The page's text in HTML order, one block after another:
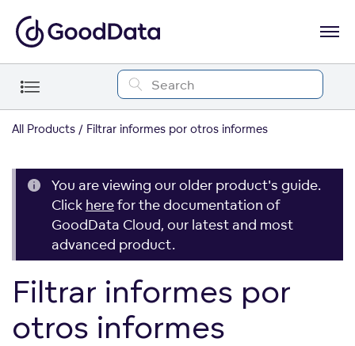
All Products Filtrar informes por otros informes
You are viewing our older product's guide.
Click herefor the documentation of
GoodData Cloud, our latest and most
advanced product.
Filtrar informes por
otros informes